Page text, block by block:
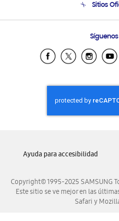
Soporte
Sitios
Samsung
Samsung El
Samsung
Samsung
Samsung
Samsung
Copyright© 1995-2025 SAMSUNG
Este sitio se ve mejor en las
Safari y
Ayuda para accesibilidad